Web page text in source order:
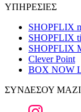
ΥΠΗΡΕΣΙΕΣ
SHOPFLIX
SHOPFLIX
Clever Point
BOX NOW
ΣΥΝΔΕΣΟΥ